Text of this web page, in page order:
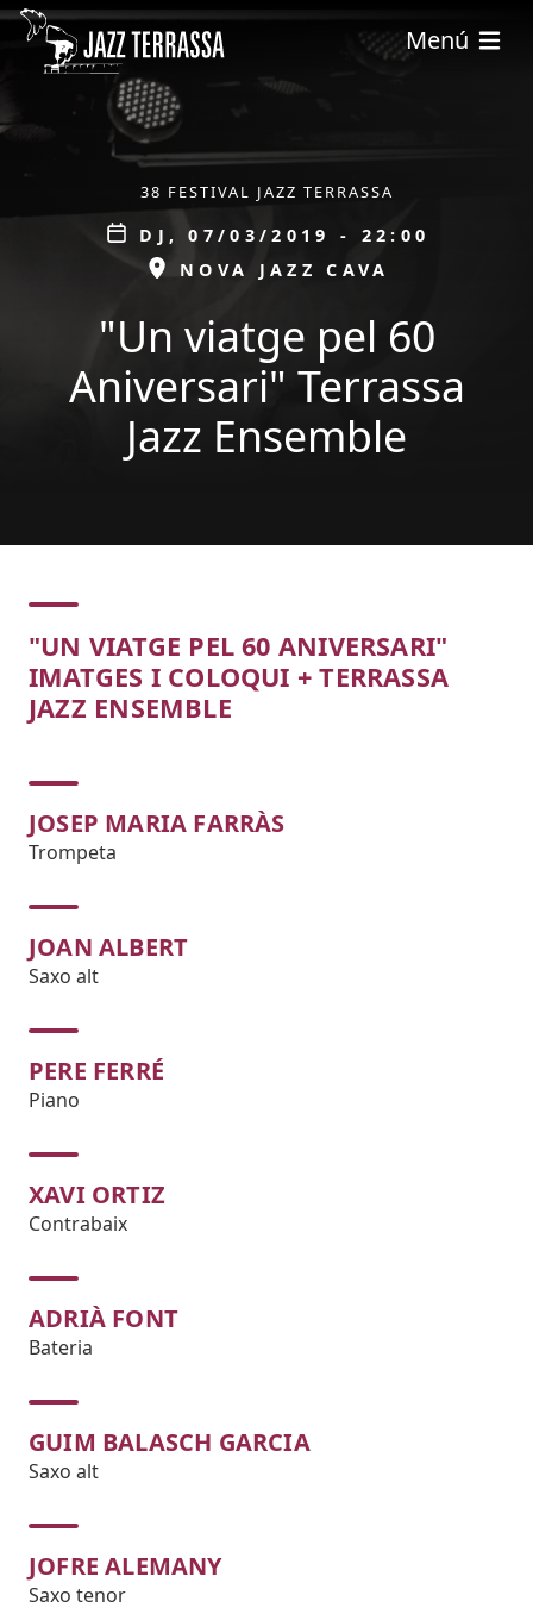
Vés al contingut
Menú
38 FESTIVAL JAZZ TERRASSA
Data
DJ, 07/03/2019 - 22:00
ESPAI
NOVA JAZZ CAVA
"Un viatge pel 60
Aniversari" Terrassa
Jazz Ensemble
Concert
"UN VIATGE PEL 60 ANIVERSARI"
IMATGES I COLOQUI + TERRASSA
JAZZ ENSEMBLE
JOSEP MARIA FARRÀS
Trompeta
JOAN ALBERT
Saxo alt
PERE FERRÉ
Piano
XAVI ORTIZ
Contrabaix
ADRIÀ FONT
Bateria
GUIM BALASCH GARCIA
Saxo alt
JOFRE ALEMANY
Saxo tenor